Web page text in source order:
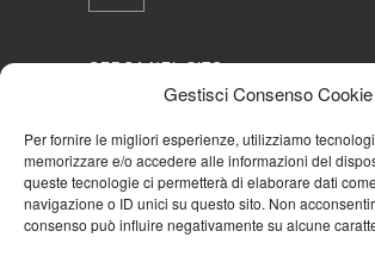
Gestisci Consenso Cookie
Per fornire le migliori esperienze, utilizziamo
memorizzare e/o accedere alle informazioni del
queste tecnologie ci permetterà di elaborare dati
navigazione o ID unici su questo sito. Non
consenso può influire negativamente su alcune
CERCA NEL SITO
NAVIGA PER
Mappa completa